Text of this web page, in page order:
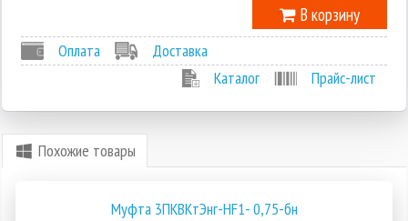
В корзину
Оплата
Доставка
Каталог
Прайс-лист
Похожие товары
Муфта 3ПКВКтЭнг-HF1- 0,75-бн